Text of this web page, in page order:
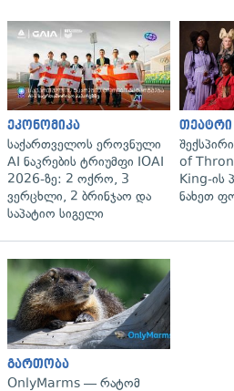
ეკონომიკა
საქართველოს ეროვნული
AI ნაკრების ტრიუმფი IOAI
2026-ზე: 2 ოქრო, 3
ვერცხლი, 2 ბრინჯაო და
საპატიო სიგელი
თეატრი
of
King-ის
ნახეთ
გართობა
OnlyMarms — რატომ